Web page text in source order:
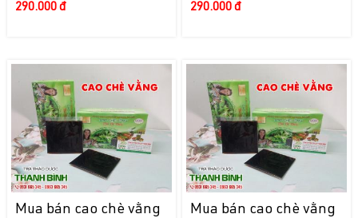
290.000 đ 290.000 đ
Mua bán cao chè vằng
Mua bán cao chè vằng